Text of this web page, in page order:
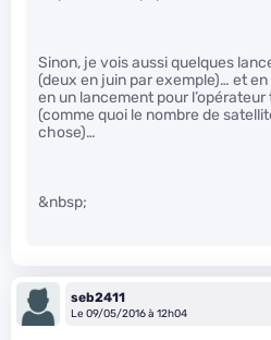
Sinon, je vois aussi quelques
(deux en juin par exemple)… et
en un lancement pour l’opérateur
(comme quoi le nombre de
chose)…
&nbsp;
seb2411
Le 09/05/2016 à 12h04